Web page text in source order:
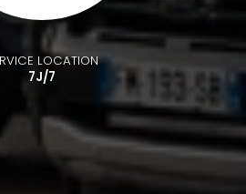
LOCATION
7J/7